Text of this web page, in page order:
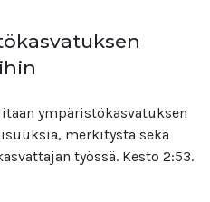
ympäristökasvatuksen
merkitystä sekä
työssä. Kesto 2:53.